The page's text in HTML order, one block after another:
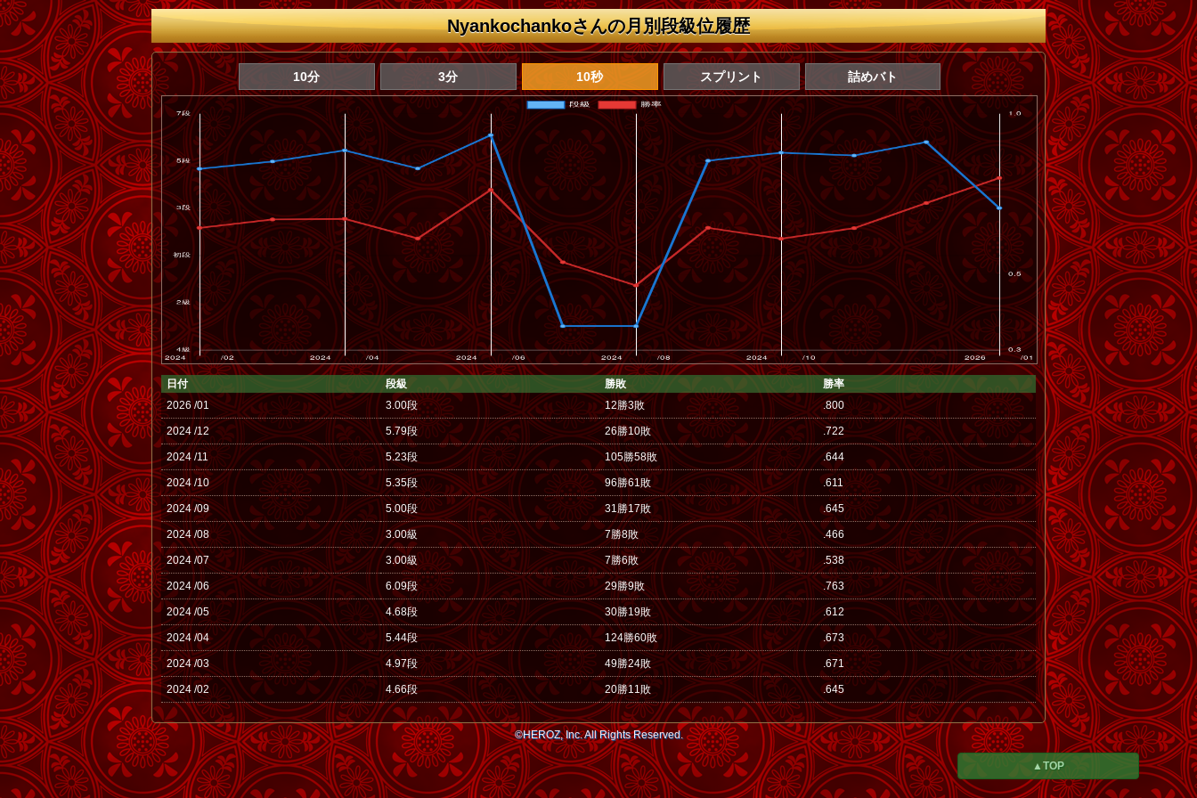
Nyankochankoさんの月別段級位履歴
10分 3分 10秒 スプリント 詰めバト
日付 段級 勝敗
勝率
2026 /01
3.00段 12勝3敗 .800
2024 /12 5.79段 26勝10敗 .722
2024 /11 5.23段 105勝58敗 .644
2024 /10 5.35段 96勝61敗 .611
2024 /09 5.00段 31勝17敗 .645
2024 /08 3.00級 7勝8敗 .466
2024 /07 3.00級 7勝6敗 .538
2024 /06 6.09段 29勝9敗 .763
2024 /05 4.68段 30勝19敗 .612
2024 /04 5.44段 124勝60敗 .673
2024 /03 4.97段 49勝24敗 .671
2024 /02 4.66段 20勝11敗 .645
©HEROZ, Inc. All Rights Reserved.
▲TOP